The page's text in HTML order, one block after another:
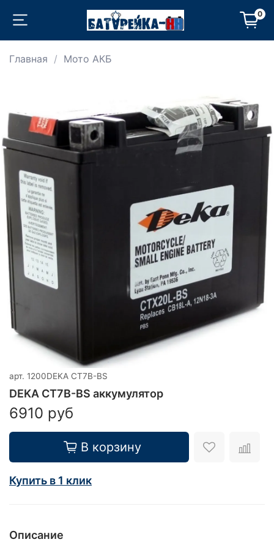
0
Главная Мото АКБ
арт. 1200DEKA CT7B-BS
DEKA CT7B-BS аккумулятор
6910 руб
В корзину
Купить в 1 клик
Описание